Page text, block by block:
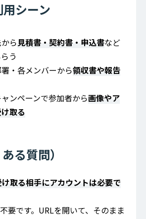
シーン
ら見積書・契約書・申込書など
う
・各メンバーから領収書や報告
ンペーンで参加者から画像やア
取る
る質問）
取る相手にアカウントは必要で
要です。URLを開いて、そのまま